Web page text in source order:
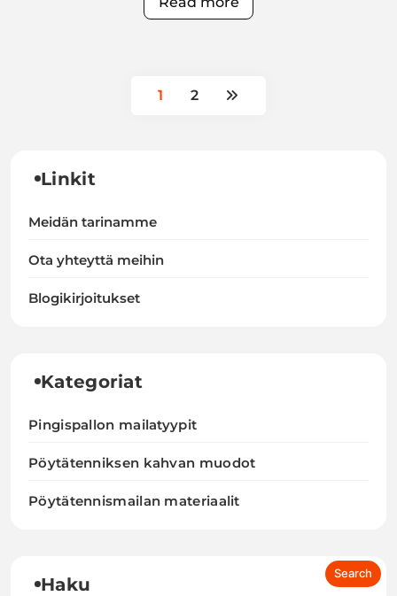
1 2
Linkit
Meidän tarinamme
Ota yhteyttä meihin
Blogikirjoitukset
Kategoriat
Pingispallon mailatyypit
Pöytätenniksen kahvan muodot
Pöytätennismailan materiaalit
Haku